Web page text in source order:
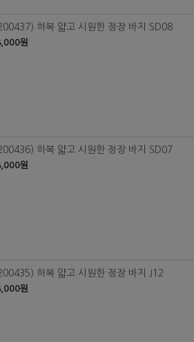
하복 얇고 시원한 정장 바지 SD08
원
하복 얇고 시원한 정장 바지 SD07
원
하복 얇고 시원한 정장 바지 J12
원